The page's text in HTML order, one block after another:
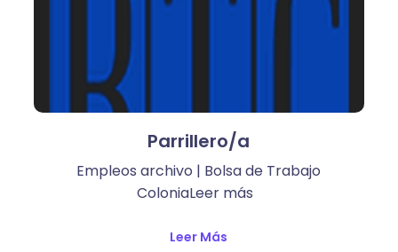
Parrillero/a
Empleos archivo | Bolsa de Trabajo
ColoniaLeer más ​
Leer Más